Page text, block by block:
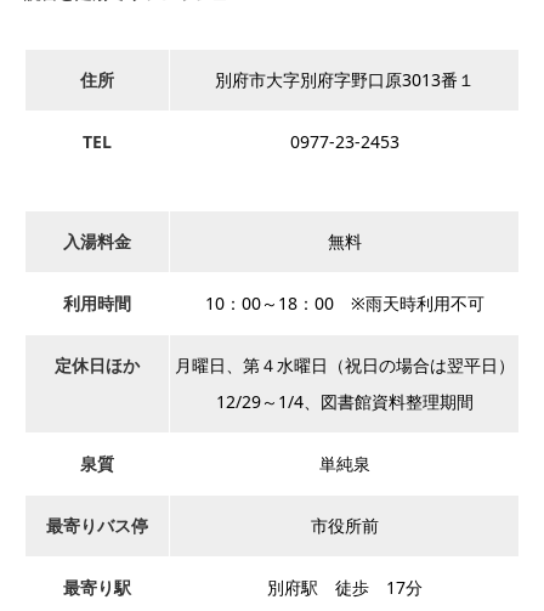
住所 別府市大字別府字野口原3013番１
TEL 0977-23-2453
入湯料金 無料
利用時間 10：00～18：00 ※雨天時利用不可
定休日ほか
月曜日、第４水曜日（祝日の場合は翌平日）
12/29～1/4、図書館資料整理期間
泉質 単純泉
最寄りバス停 市役所前
最寄り駅 別府駅 徒歩 17分